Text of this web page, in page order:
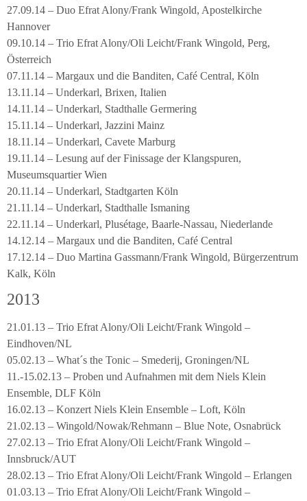
27.09.14 – Duo Efrat Alony/Frank Wingold, Apostelkirche
Hannover
09.10.14 – Trio Efrat Alony/Oli Leicht/Frank Wingold, Perg,
Österreich
07.11.14 – Margaux und die Banditen, Café Central, Köln
13.11.14 – Underkarl, Brixen, Italien
14.11.14 – Underkarl, Stadthalle Germering
15.11.14 – Underkarl, Jazzini Mainz
18.11.14 – Underkarl, Cavete Marburg
19.11.14 – Lesung auf der Finissage der Klangspuren,
Museumsquartier Wien
20.11.14 – Underkarl, Stadtgarten Köln
21.11.14 – Underkarl, Stadthalle Ismaning
22.11.14 – Underkarl, Plusétage, Baarle-Nassau, Niederlande
14.12.14 – Margaux und die Banditen, Café Central
17.12.14 – Duo Martina Gassmann/Frank Wingold, Bürgerzentrum
Kalk, Köln
2013
21.01.13 – Trio Efrat Alony/Oli Leicht/Frank Wingold –
Eindhoven/NL
05.02.13 – What´s the Tonic – Smederij, Groningen/NL
11.-15.02.13 – Proben und Aufnahmen mit dem Niels Klein
Ensemble, DLF Köln
16.02.13 – Konzert Niels Klein Ensemble – Loft, Köln
21.02.13 – Wingold/Nowak/Rehmann – Blue Note, Osnabrück
27.02.13 – Trio Efrat Alony/Oli Leicht/Frank Wingold –
Innsbruck/AUT
28.02.13 – Trio Efrat Alony/Oli Leicht/Frank Wingold – Erlangen
01.03.13 – Trio Efrat Alony/Oli Leicht/Frank Wingold –